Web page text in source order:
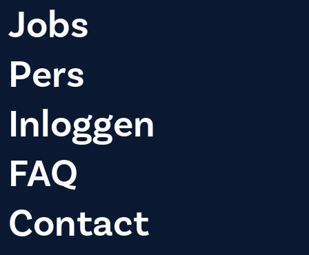
Jobs
Pers
Inloggen
FAQ
Contact